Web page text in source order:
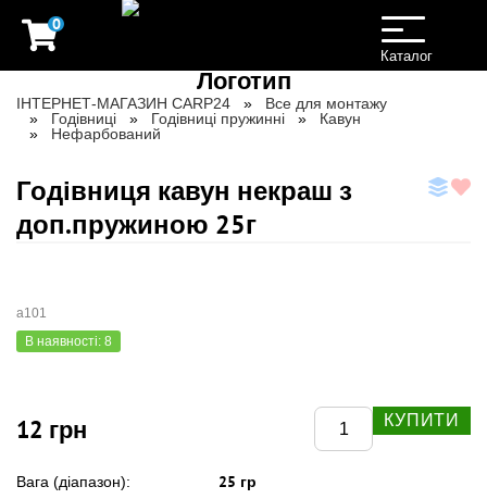
0
Toggle
navigation
Каталог
ІНТЕРНЕТ-МАГАЗИН CARP24
Все для монтажу
Годівниці
Годівниці пружинні
Кавун
Нефарбований
Годівниця кавун некраш з
доп.пружиною 25г
а101
В наявності: 8
12 грн КУПИТИ
Вага (діапазон): 25 гр